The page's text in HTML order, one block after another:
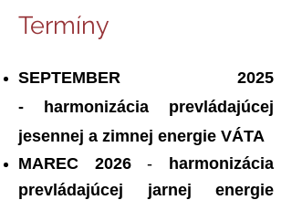
Termíny
SEPTEMBER 2025
-
harmonizácia prevládajúcej
jesennej a zimnej energie VÁTA
MAREC 2026
-
harmonizácia
prevládajúcej jarnej energie